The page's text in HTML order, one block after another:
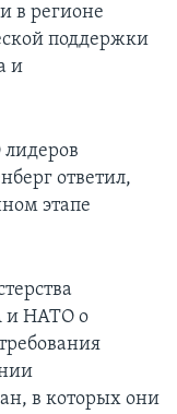
в регионе
поддержки
и
ответил,
этапе
и НАТО о
в которых они